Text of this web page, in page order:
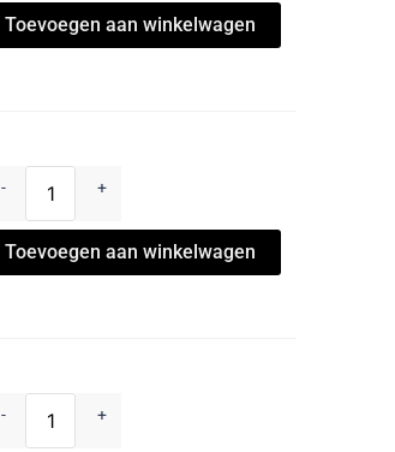
Toevoegen aan winkelwagen
- +
Toevoegen aan winkelwagen
- +